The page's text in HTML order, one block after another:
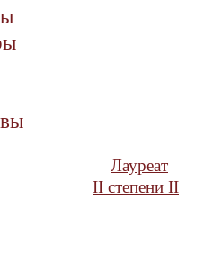
Лауреат
II степени II